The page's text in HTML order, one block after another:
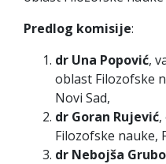
Predlog komisije:
dr Una Popović,
oblast Filozofske
Novi Sad,
dr Goran Rujević
Filozofske nauke,
dr Nebojša